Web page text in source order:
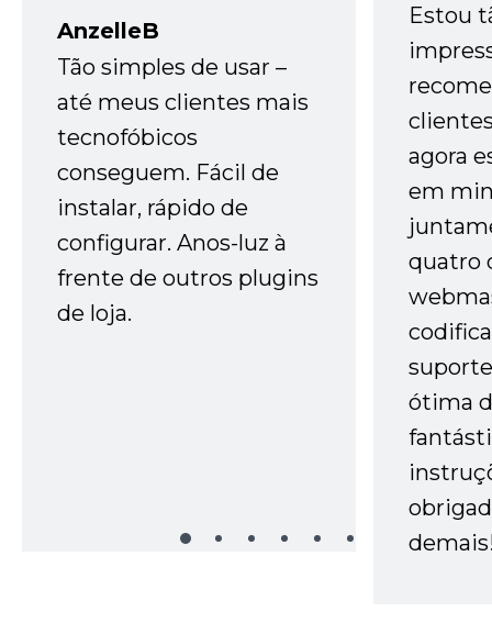
AnzelleB
Tão simples de usar –
até meus clientes mais
tecnofóbicos
conseguem. Fácil de
instalar, rápido de
configurar. Anos-luz à
frente de outros plugins
de loja.
Estou
agora
em
quatro
ótima